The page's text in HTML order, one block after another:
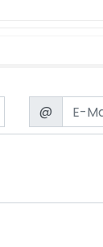
Email
@